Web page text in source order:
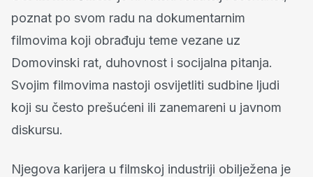
poznat po svom radu na dokumentarnim
filmovima koji obrađuju teme vezane uz
Domovinski rat, duhovnost i socijalna pitanja.
Svojim filmovima nastoji osvijetliti sudbine ljudi
koji su često prešućeni ili zanemareni u javnom
diskursu.
Njegova karijera u filmskoj industriji obilježena je